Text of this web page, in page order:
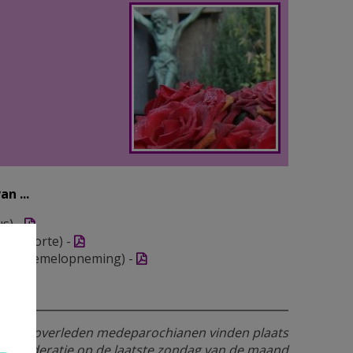
...
-
Geboorte) -
Tenhemelopneming) -
overleden medeparochianen vinden plaats